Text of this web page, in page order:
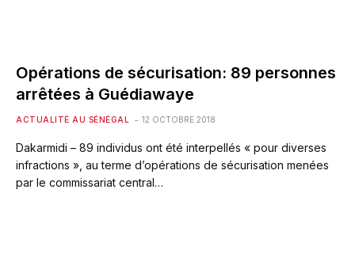
Opérations de sécurisation: 89 personnes
arrêtées à Guédiawaye
ACTUALITÉ AU SÉNÉGAL 12 OCTOBRE 2018
Dakarmidi – 89 individus ont été interpellés « pour diverses
infractions », au terme d’opérations de sécurisation menées
par le commissariat central…